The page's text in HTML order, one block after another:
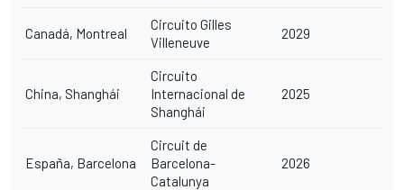
Canadá, Montreal
Circuito Gilles
Villeneuve
2029
China, Shanghái
Circuito
Internacional de
Shanghái
2025
España, Barcelona
Circuit de
Barcelona-
Catalunya
2026